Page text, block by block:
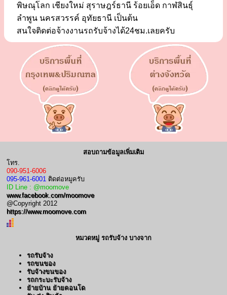
พิษณุโลก เชียงใหม่ สุราษฎร์ธานี ร้อยเอ็ด กาฬสินธุ์
ลำพูน นครสวรรค์ อุทัยธานี เป็นต้น
สนใจติดต่อจ้างงานรถรับจ้างได้24ชม.เลยครับ
สอบถามข้อมูลเพิ่มเติม
โทร.
090-951-6006
095-961-6001 ติดต่อหมูครับ
ID Line : @moomove
www.facebook.com/moomove
@Copyright 2012
https://www.moomove.com
หมวดหมู่ รถรับจ้าง บางจาก
รถรับจ้าง
รถขนของ
รับจ้างขนของ
รถกระบะรับจ้าง
ย้ายบ้าน ย้ายคอนโด